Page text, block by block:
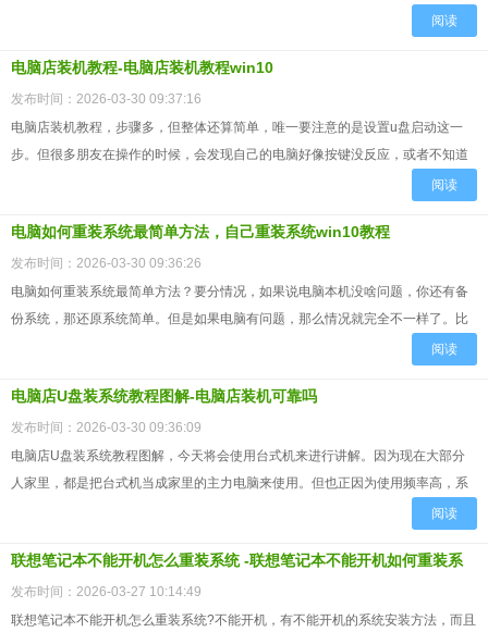
阅读
电脑店装机教程-电脑店装机教程win10
发布时间：2026-03-30 09:37:16
电脑店装机教程，步骤多，但整体还算简单，唯一要注意的是设置u盘启动这一
步。但很多朋友在操作的时候，会发现自己的电脑好像按键没反应，或者不知道
阅读
电脑如何重装系统最简单方法，自己重装系统win10教程
发布时间：2026-03-30 09:36:26
电脑如何重装系统最简单方法？要分情况，如果说电脑本机没啥问题，你还有备
份系统，那还原系统简单。但是如果电脑有问题，那么情况就完全不一样了。比
阅读
电脑店U盘装系统教程图解-电脑店装机可靠吗
发布时间：2026-03-30 09:36:09
电脑店U盘装系统教程图解，今天将会使用台式机来进行讲解。因为现在大部分
人家里，都是把台式机当成家里的主力电脑来使用。但也正因为使用频率高，系
阅读
联想笔记本不能开机怎么重装系统 -联想笔记本不能开机如何重装系
统
发布时间：2026-03-27 10:14:49
联想笔记本不能开机怎么重装系统?不能开机，有不能开机的系统安装方法，而且